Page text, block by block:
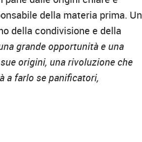
della materia prima. Un
della condivisione e della
grande opportunità e una
origini, una rivoluzione che
a farlo se panificatori,